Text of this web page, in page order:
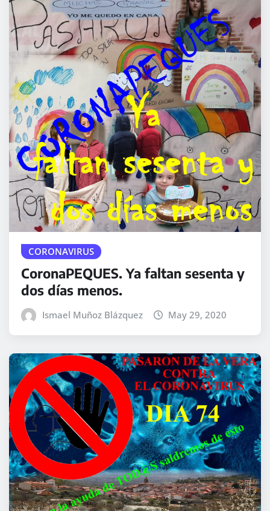
CORONAVIRUS
CoronaPEQUES. Ya faltan sesenta y
dos días menos.
Ismael Muñoz Blázquez May 29, 2020